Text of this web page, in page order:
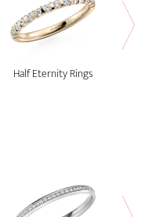
Half Eternity Rings